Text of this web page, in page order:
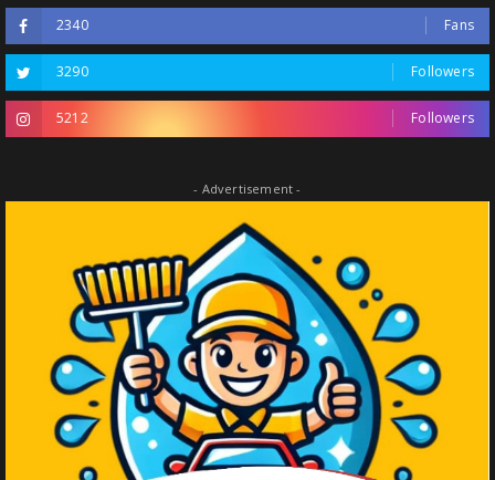
2340 Fans
3290 Followers
5212 Followers
- Advertisement -